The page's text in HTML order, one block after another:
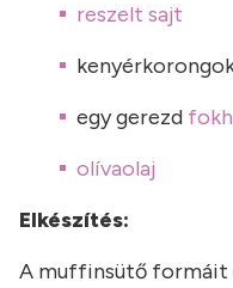
reszelt sajt
egy gerezd
olívaolaj
Elkészítés:
A muffinsütő formáit